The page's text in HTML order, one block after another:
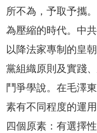
所不為，予取予攜
為壓縮的時代。中
以降法家專制的皇
黨組織原則及實踐
鬥爭學說。在毛澤
素有不同程度的運
四個原素：有選擇